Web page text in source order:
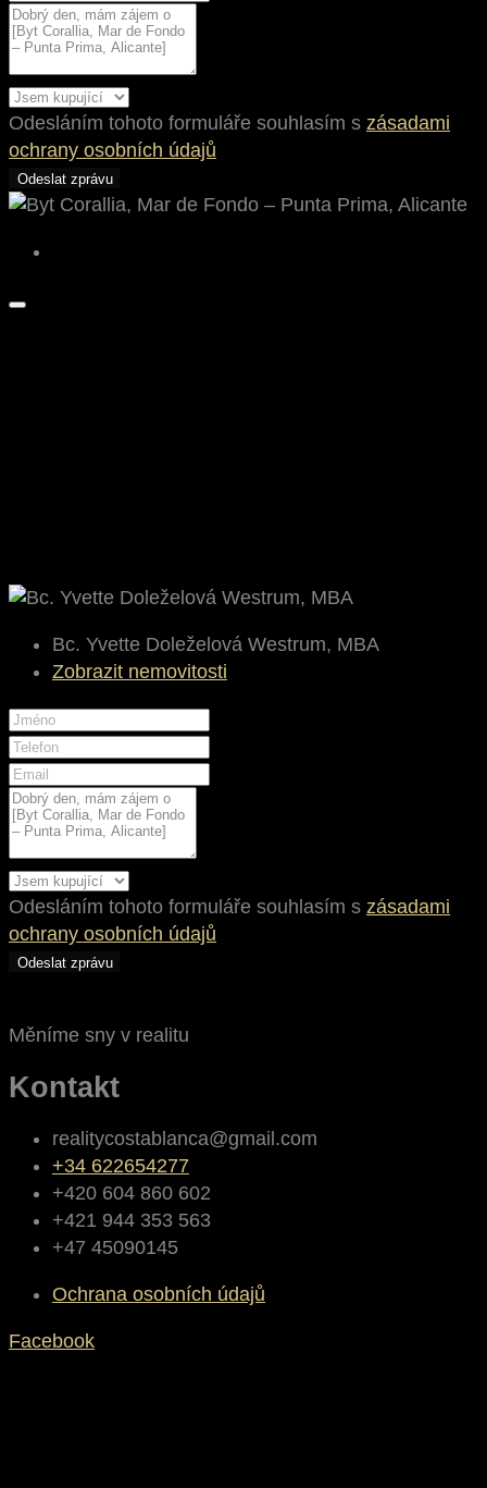
Odesláním tohoto formuláře souhlasím s zásadami
ochrany osobních údajů
Odeslat zprávu
Bc. Yvette Doleželová Westrum, MBA
Zobrazit nemovitosti
Odesláním tohoto formuláře souhlasím s zásadami
ochrany osobních údajů
Odeslat zprávu
Měníme sny v realitu
Kontakt
realitycostablanca@gmail.com
+34 622654277
+420 604 860 602
+421 944 353 563
+47 45090145
Ochrana osobních údajů
Facebook